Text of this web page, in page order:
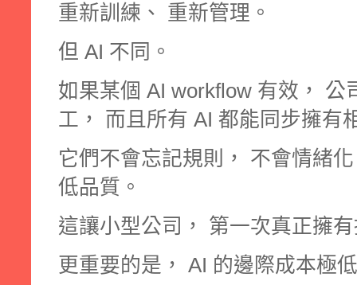
重新訓練、 重新管理。
但 AI 不同。
如果某個 AI workflow 有效， 公
工， 而且所有 AI 都能同步擁有
它們不會忘記規則， 不會情緒
低品質。
這讓小型公司， 第一次真正擁
更重要的是， AI 的邊際成本極